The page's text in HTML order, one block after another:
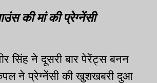
की मां की प्रेग्नेंसी
सिंह ने दूसरी बार पेरेंट्स बनन
ने प्रेग्नेंसी की खुशखबरी दुआ